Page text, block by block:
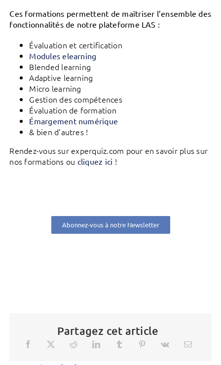
Ces formations permettent de maîtriser l’ensemble des
fonctionnalités de notre plateforme LAS :
Évaluation et certification
Modules elearning
Blended learning
Adaptive learning
Micro learning
Gestion des compétences
Évaluation de formation
Émargement numérique
& bien d’autres !
Rendez-vous sur experquiz.com pour en savoir plus sur
nos formations ou cliquez ici !
Abonnez-vous à notre Newsletter
Partagez cet article